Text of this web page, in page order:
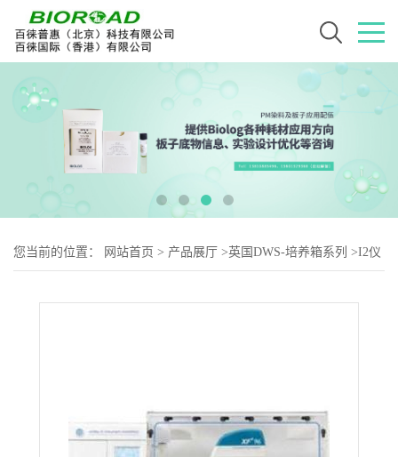
您当前的位置： 网站首页 > 产品展厅 >英国DWS-培养箱系列 >I2仪